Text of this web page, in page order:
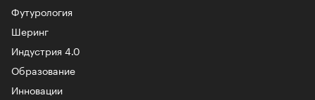
Футурология
Шеринг
Индустрия 4.0
Образование
Инновации